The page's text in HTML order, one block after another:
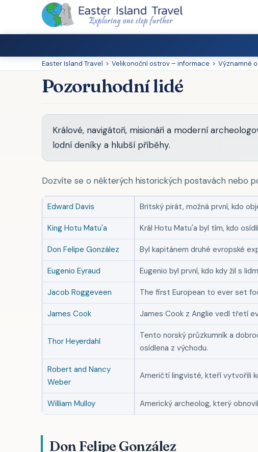
Easter Island Travel > Velikonoční ostrov – informace > Významné
Pozoruhodní lidé
Králové, navigátoři, misionáři a moderní
lodní deníky a hlubší příběhy.
Dozvíte se o některých historických postavách nebo
Edward Davis Britský pirát, možná první, kdo
King Hotu Matu'a Král Hotu Matu'a byl tím, kdo
Don Felipe González Byl kapitánem druhé evropské
Eugenio Eyraud Eugenio byl první, kdo kdy žil s
Jacob Roggeveen The first European to ever set
James Cook James Cook z Anglie vedl třetí
Thor Heyerdahl
Tento norský průzkumník a
osídlena z východu.
Robert and Nancy
Weber
Američtí lingvisté, kteří vytvořili
William Mulloy Americký archeolog, který
Don Felipe González